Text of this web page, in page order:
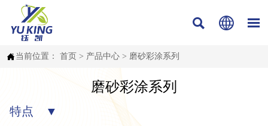
  
 当前位置： 首页 > 产品中心 > 磨砂彩涂系列
磨砂彩涂系列
特点 ▼